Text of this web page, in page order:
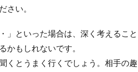
さい。
」といった場合は、深く考えること
かもしれないです。
くとうまく行くでしょう。相手の趣